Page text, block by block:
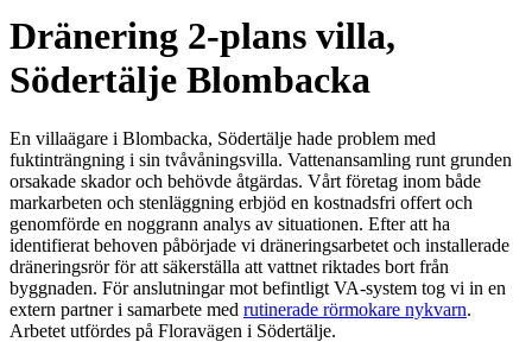
Dränering 2-plans villa,
Södertälje Blombacka
En villaägare i Blombacka, Södertälje hade problem med
fuktinträngning i sin tvåvåningsvilla. Vattenansamling runt grunden
orsakade skador och behövde åtgärdas. Vårt företag inom både
markarbeten och stenläggning erbjöd en kostnadsfri offert och
genomförde en noggrann analys av situationen. Efter att ha
identifierat behoven påbörjade vi dräneringsarbetet och installerade
dräneringsrör för att säkerställa att vattnet riktades bort från
byggnaden. För anslutningar mot befintligt VA-system tog vi in en
extern partner i samarbete med rutinerade rörmokare nykvarn.
Arbetet utfördes på Floravägen i Södertälje.